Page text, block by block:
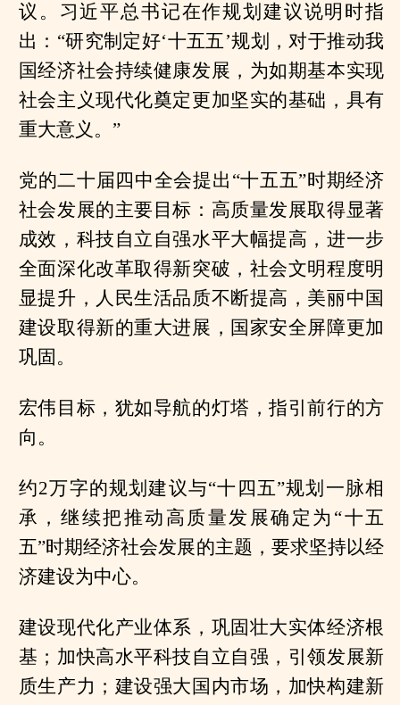
议。习近平总书记在作规划建议说明时指
出：“研究制定好‘十五五’规划，对于推动我
国经济社会持续健康发展，为如期基本实现
社会主义现代化奠定更加坚实的基础，具有
重大意义。”
党的二十届四中全会提出“十五五”时期经济
社会发展的主要目标：高质量发展取得显著
成效，科技自立自强水平大幅提高，进一步
全面深化改革取得新突破，社会文明程度明
显提升，人民生活品质不断提高，美丽中国
建设取得新的重大进展，国家安全屏障更加
巩固。
宏伟目标，犹如导航的灯塔，指引前行的方
向。
约2万字的规划建议与“十四五”规划一脉相
承，继续把推动高质量发展确定为“十五
五”时期经济社会发展的主题，要求坚持以经
济建设为中心。
建设现代化产业体系，巩固壮大实体经济根
基；加快高水平科技自立自强，引领发展新
质生产力；建设强大国内市场，加快构建新